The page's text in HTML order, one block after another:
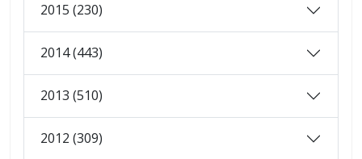
2015 (230)
2014 (443)
2013 (510)
2012 (309)